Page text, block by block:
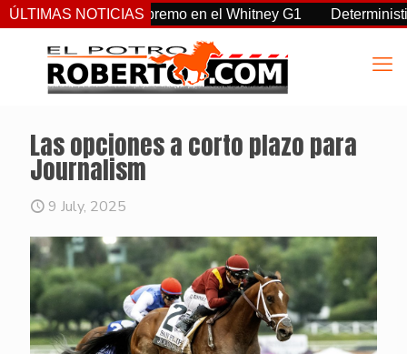
ÚLTIMAS NOTICIASsupremo en el Whitney G1 Deterministic:
Las opciones a corto plazo para
Journalism
9 July, 2025